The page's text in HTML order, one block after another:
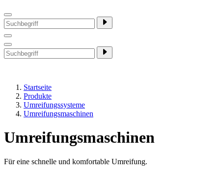
Startseite
Produkte
Umreifungssysteme
Umreifungsmaschinen
Umreifungsmaschinen
Für eine schnelle und komfortable Umreifung.